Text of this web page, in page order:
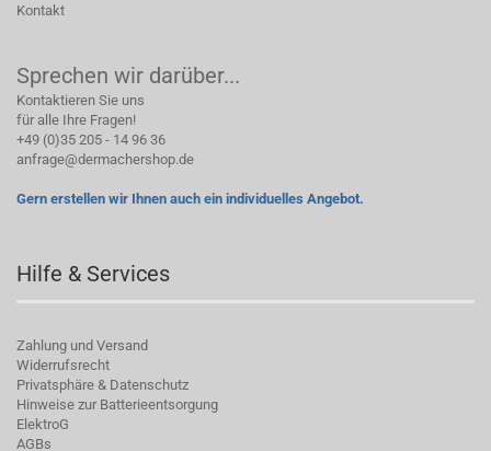
Kontakt
Sprechen wir darüber...
Kontaktieren Sie uns
für alle Ihre Fragen!
+49 (0)35 205 - 14 96 36
anfrage@dermachershop.de
Gern erstellen wir Ihnen auch ein individuelles Angebot.
Hilfe & Services
Zahlung und Versand
Widerrufsrecht
Privatsphäre & Datenschutz
Hinweise zur Batterieentsorgung
ElektroG
AGBs